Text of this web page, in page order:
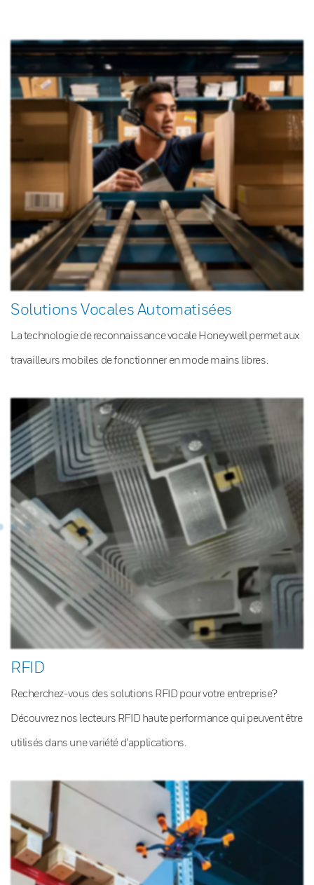
Solutions Vocales Automatisées
La technologie de reconnaissance vocale Honeywell permet aux
travailleurs mobiles de fonctionner en mode mains libres.
RFID
Recherchez-vous des solutions RFID pour votre entreprise?
Découvrez nos lecteurs RFID haute performance qui peuvent être
utilisés dans une variété d’applications.